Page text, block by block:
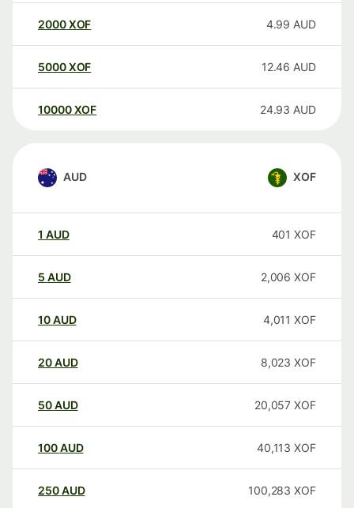
2000XOF 4.99 AUD
5000XOF 12.46 AUD
10000 XOF 24.93 AUD
AUD XOF
1 AUD 401 XOF
5 AUD 2,006 XOF
10AUD 4,011 XOF
20AUD 8,023 XOF
50AUD 20,057 XOF
100AUD 40,113 XOF
250AUD 100,283 XOF